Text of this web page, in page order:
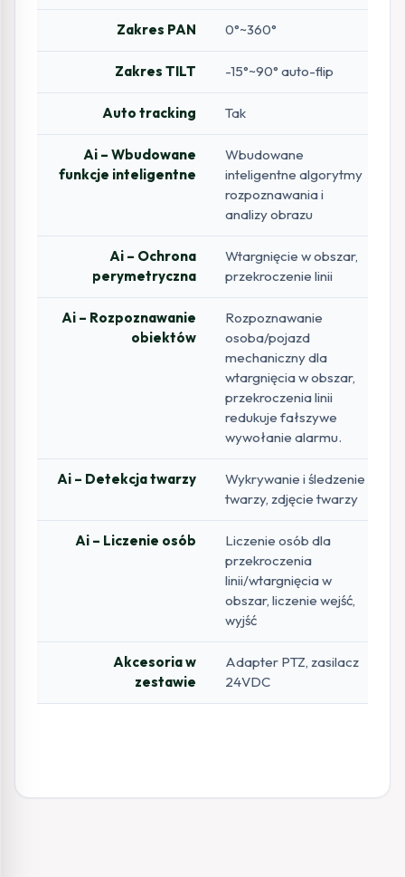
Zakres PAN 0°~360°
Zakres TILT -15°~90° auto-flip
Auto tracking Tak
Ai – Wbudowane
funkcje inteligentne
Wbudowane
inteligentne algorytmy
rozpoznawania i
analizy obrazu
Ai – Ochrona
perymetryczna
Wtargnięcie w obszar,
przekroczenie linii
Ai – Rozpoznawanie
obiektów
Rozpoznawanie
osoba/pojazd
mechaniczny dla
wtargnięcia w obszar,
przekroczenia linii
redukuje fałszywe
wywołanie alarmu.
Ai – Detekcja twarzy
Wykrywanie i śledzenie
twarzy, zdjęcie twarzy
Ai – Liczenie osób
Liczenie osób dla
przekroczenia
linii/wtargnięcia w
obszar, liczenie wejść,
wyjść
Akcesoria w
zestawie
Adapter PTZ, zasilacz
24VDC